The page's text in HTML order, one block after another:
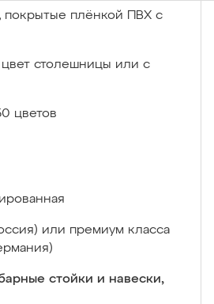
плёнкой ПВХ с
столешницы или с
цветов
или премиум класса
стойки и навески,